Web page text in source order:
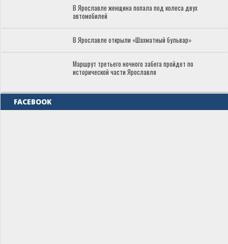
В Ярославле женщина попала под колеса двух
автомобилей
В Ярославле открыли «Шахматный бульвар»
Маршрут третьего ночного забега пройдет по
исторической части Ярославля
FACEBOOK